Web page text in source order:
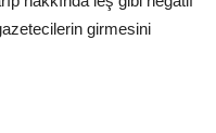
girmesini